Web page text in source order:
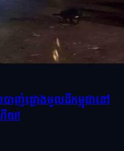
បាញ់ផ្លោងចូលដីកម្ពុជានៅ
ើយ!